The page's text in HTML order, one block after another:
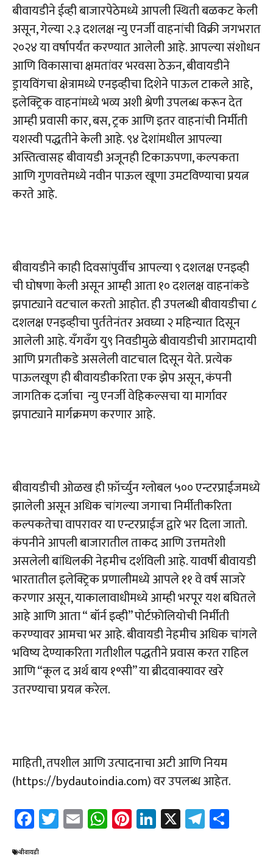
बीवायडीने ईव्ही बाजारपेठेमध्ये आपली स्थिती बळकट केली
असून, गेल्या २.३ दशलक्ष न्यु एनर्जी वाहनांची विक्री जगभरात
२०२४ या वर्षापर्यंत करण्यात आलेली आहे. आपल्या संशोधन
आणि विकासाचा क्षमतांवर भरवसा ठेऊन, बीवायडीने
ड्रायविंगचा क्षेत्रामध्ये एनइव्हीचा दिशेने पाऊल टाकले आहे,
इलेक्ट्रिक वाहनांमध्ये भव्य अशी श्रेणी उपलब्ध करून देत
आम्ही प्रवासी कार, बस, ट्रक आणि इतर वाहनांची निर्मीती
यशस्वी पद्धतीने केली आहे. ९४ देशांमधील आपल्या
अस्तित्वासह बीवायडी अजूनही टिकाऊपणा, कल्पकता
आणि गुणवत्तेमध्ये नवीन पाऊल खूणा उमटविण्याचा प्रयत्न
करते आहे.
बीवायडीने काही दिवसांपुर्वीच आपल्या ९ दशलक्ष एनइव्ही
ची घोषणा केली असून आम्ही आता १० दशलक्ष वाहनांकडे
झपाट्याने वटचाल करतो आहोत. ही उपलब्धी बीवायडीचा ८
दशलक्ष एनइव्हीचा पुर्ततेनंतर अवघ्या २ महिन्यात दिसून
आलेली आहे. यॅंगवॅंग यु९ निवडीमुळे बीवायडीची आरामदायी
आणि प्रगतीकडे असलेली वाटचाल दिसून येते. प्रत्येक
पाऊलखूण ही बीवायडीकरिता एक झेप असून, कंपनी
जागतिक दर्जाचा न्यु एनर्जी वेहिकल्सचा या मार्गावर
झपाट्याने मार्गक्रमण करणार आहे.
बीवायडीची ओळख ही फ़ॉर्च्युन ग्लोबल ५०० एन्टरप्राईजमध्ये
झालेली असून अधिक चांगल्या जगाचा निर्मीतीकरिता
कल्पकतेचा वापरावर या एन्टरप्राईज द्वारे भर दिला जातो.
कंपनीने आपली बाजारातील ताकद आणि उत्तमतेशी
असलेली बांधिलकी नेहमीच दर्शविली आहे. यावर्षी बीवायडी
भारतातील इलेक्ट्रिक प्रणालीमध्ये आपले ११ वे वर्ष साजरे
करणार असून, याकालावाधीमध्ये आम्ही भरपूर यश बघितले
आहे आणि आता “ बॉर्न इव्ही” पोर्टफ़ोलियोची निर्मीती
करण्यावर आमचा भर आहे. बीवायडी नेहमीच अधिक चांगले
भविष्य देण्याकरिता गतीशील पद्धतीने प्रवास करत राहिल
आणि “कूल द अर्थ बाय १°सी” या ब्रीदवाक्यावर खरे
उतरण्याचा प्रयत्न करेल.
माहिती, तपशील आणि उत्पादनाचा अटी आणि नियम
(https://bydautoindia.com) वर उपलब्ध आहेत.
Fa
ce
T
wi
E
m
W
h
Pi
nt
Li
nk
X Te
le
बीवायडी